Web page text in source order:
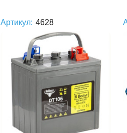
Артикул: 4628